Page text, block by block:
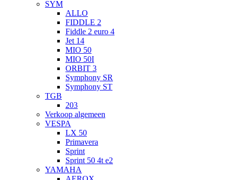
SYM
ALLO
FIDDLE 2
Fiddle 2 euro 4
Jet 14
MIO 50
MIO 50I
ORBIT 3
Symphony SR
Symphony ST
TGB
203
Verkoop algemeen
VESPA
LX 50
Primavera
Sprint
Sprint 50 4t e2
YAMAHA